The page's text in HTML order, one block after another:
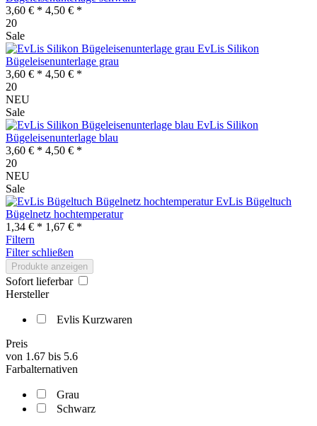
3,60 € * 4,50 € *
20
Sale
EvLis Silikon
Bügeleisenunterlage grau
3,60 € * 4,50 € *
20
NEU
Sale
EvLis Silikon
Bügeleisenunterlage blau
3,60 € * 4,50 € *
20
NEU
Sale
EvLis Bügeltuch
Bügelnetz hochtemperatur
1,34 € * 1,67 € *
Filtern
Filter schließen
Produkte anzeigen
Sofort lieferbar
Hersteller
Evlis Kurzwaren
Preis
von 1.67 bis 5.6
Farbalternativen
Grau
Schwarz